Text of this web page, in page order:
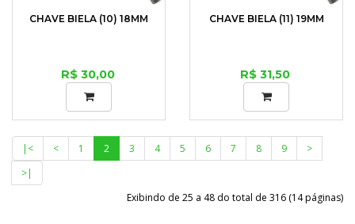
CHAVE BIELA (10) 18MM
R$ 30,00
CHAVE BIELA (11) 19MM
R$ 31,50
|< < 1 2 3 4 5 6 7 8 9
>
>|
Exibindo de 25 a 48 do total de 316 (14 páginas)